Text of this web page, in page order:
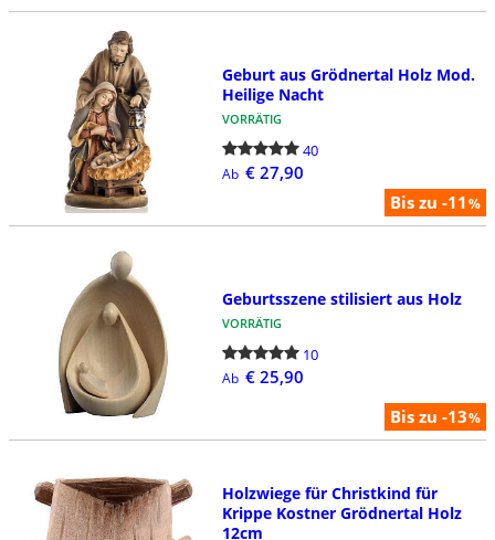
Bis zu -11%
Geburt aus Grödnertal Holz Mod.
Heilige Nacht
VORRÄTIG
40
Ab € 27,90
Bis zu -13%
Geburtsszene stilisiert aus Holz
VORRÄTIG
10
Ab € 25,90
Holzwiege für Christkind für
Krippe Kostner Grödnertal Holz
12cm